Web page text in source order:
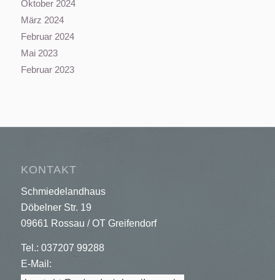
Oktober 2024
März 2024
Februar 2024
Mai 2023
Februar 2023
KONTAKT
Schmiedelandhaus
Döbelner Str. 19
09661 Rossau / OT Greifendorf
Tel.: 037207 99288
E-Mail: